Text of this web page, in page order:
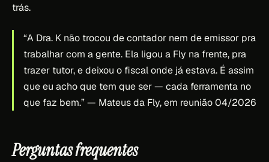
trás.
“A Dra. K não trocou de contador nem de emissor pra
trabalhar com a gente. Ela ligou a Fly na frente, pra
trazer tutor, e deixou o fiscal onde já estava. É assim
que eu acho que tem que ser — cada ferramenta no
que faz bem.”— Mateus da Fly, em reunião 04/2026
Perguntas frequentes